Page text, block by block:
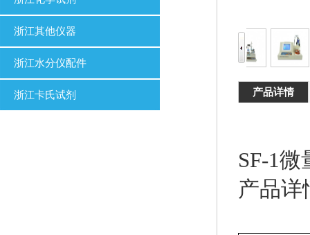
浙江其他仪器
浙江水分仪配件
浙江卡氏试剂 产品详情
SF-1
产品详